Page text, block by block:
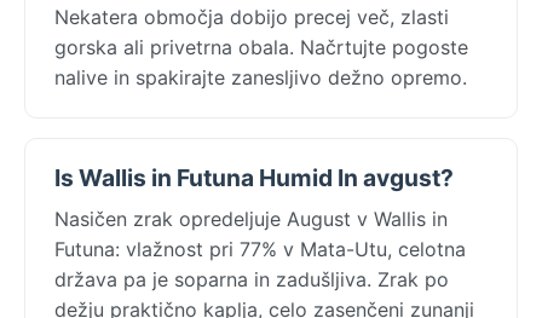
Nekatera območja dobijo precej več, zlasti
gorska ali privetrna obala. Načrtujte pogoste
nalive in spakirajte zanesljivo dežno opremo.
Is Wallis in Futuna Humid In avgust?
Nasičen zrak opredeljuje August v Wallis in
Futuna: vlažnost pri 77% v Mata-Utu, celotna
država pa je soparna in zadušljiva. Zrak po
dežju praktično kaplja, celo zasenčeni zunanji